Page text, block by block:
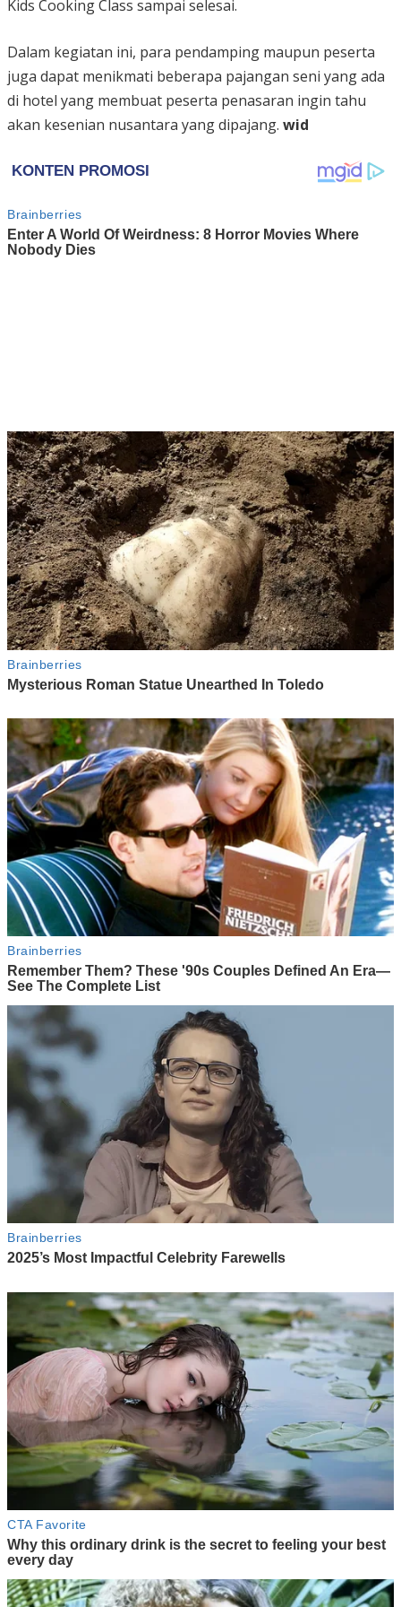
Kids Cooking Class sampai selesai.
Dalam kegiatan ini, para pendamping maupun peserta
juga dapat menikmati beberapa pajangan seni yang ada
di hotel yang membuat peserta penasaran ingin tahu
akan kesenian nusantara yang dipajang. wid